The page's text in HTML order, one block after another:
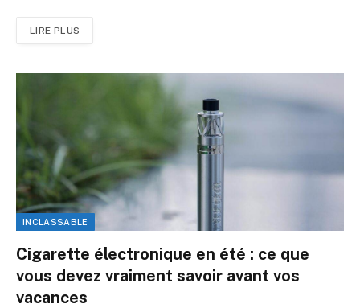
LIRE PLUS
INCLASSABLE
Cigarette électronique en été : ce que
vous devez vraiment savoir avant vos
vacances